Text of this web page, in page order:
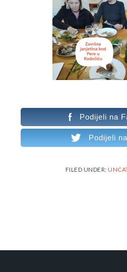
Podijeli na
Podijeli
FILED UNDER: